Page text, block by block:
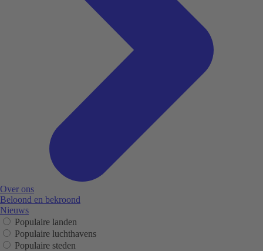
Over ons
Beloond en bekroond
Nieuws
Populaire landen
Populaire luchthavens
Populaire steden